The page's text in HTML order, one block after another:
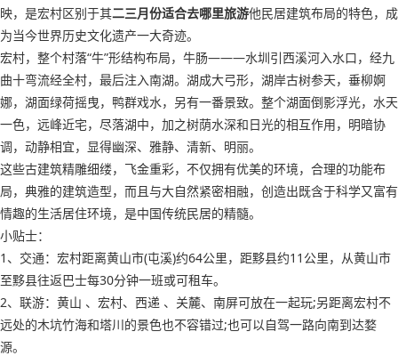
映，是宏村区别于其二三月份适合去哪里旅游他民居建筑布局的特色，成
为当今世界历史文化遗产一大奇迹。
宏村，整个村落“牛”形结构布局，牛肠———水圳引西溪河入水口，经九
曲十弯流经全村，最后注入南湖。湖成大弓形，湖岸古树参天，垂柳婀
娜，湖面绿荷摇曳，鸭群戏水，另有一番景致。整个湖面倒影浮光，水天
一色，远峰近宅，尽落湖中，加之树荫水深和日光的相互作用，明暗协
调，动静相宜，显得幽深、雅静、清新、明丽。
这些古建筑精雕细缕，飞金重彩，不仅拥有优美的环境，合理的功能布
局，典雅的建筑造型，而且与大自然紧密相融，创造出既含于科学又富有
情趣的生活居住环境，是中国传统民居的精髓。
小贴士：
1、交通：宏村距离黄山市(屯溪)约64公里，距黟县约11公里，从黄山市
至黟县往返巴士每30分钟一班或可租车。
2、联游：黄山 、宏村、西递 、关麓、南屏可放在一起玩;另距离宏村不
远处的木坑竹海和塔川的景色也不容错过;也可以自驾一路向南到达婺
源。